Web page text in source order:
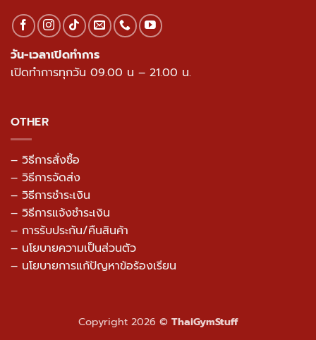
วัน-เวลาเปิดทำการ
เปิดทำการทุกวัน 09.00 น – 21.00 น.
OTHER
– วิธีการสั่งซื้อ
– วิธีการจัดส่ง
– วิธีการชำระเงิน
– วิธีการแจ้งชำระเงิน
– การรับประกัน/คืนสินค้า
– นโยบายความเป็นส่วนตัว
– นโยบายการแก้ปัญหาข้อร้องเรียน
Copyright 2026 © ThaiGymStuff